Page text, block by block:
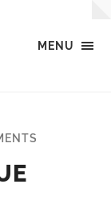
MENU